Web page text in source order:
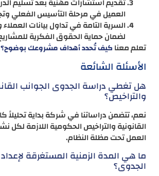
تقديم استشارات مهنية بعد تسليم
العميل في مرحلة التأسيس الفعلي
السرية التامة في تداول بيانات العملاء
لضمان حماية الحقوق الفكرية
تعلم معناكيف تُحدد أهداف مشروعك بوضوح؟
الأسئلة الشائعة
هل تغطي دراسة الجدوى الجوانب
والتراخيص؟
نعم، تتضمن دراساتنا في شركة بداية تحليلاً
القانونية والتراخيص الحكومية اللازمة لكل
العمل تحت مظلة النظام.
ما هي المدة الزمنية المستغرقة
الجدوى؟